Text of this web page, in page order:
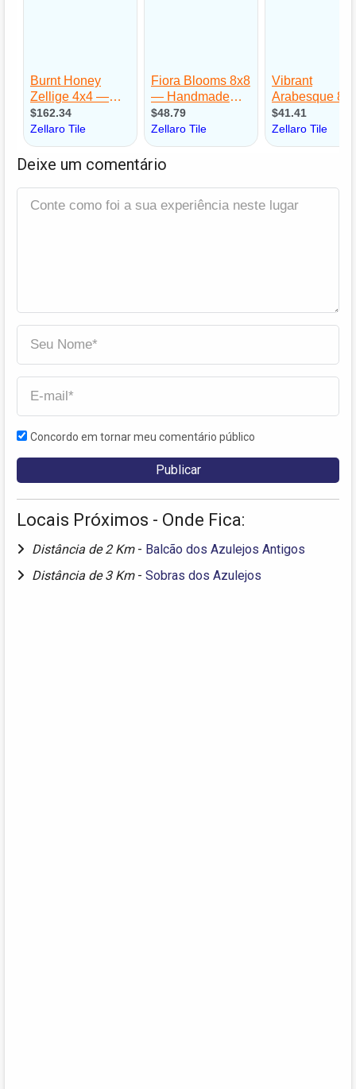
Deixe um comentário
Concordo em tornar meu comentário público
Locais Próximos - Onde Fica:
Distância de 2 Km - Balcão dos Azulejos Antigos
Distância de 3 Km - Sobras dos Azulejos